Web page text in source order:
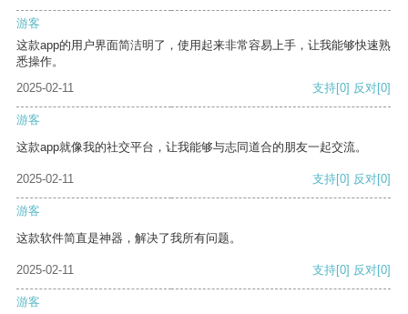
游客
这款app的用户界面简洁明了，使用起来非常容易上手，让我能够快速熟
悉操作。
2025-02-11
支持[0] 反对[0]
游客
这款app就像我的社交平台，让我能够与志同道合的朋友一起交流。
2025-02-11 支持[0] 反对[0]
游客
这款软件简直是神器，解决了我所有问题。
2025-02-11 支持[0] 反对[0]
游客